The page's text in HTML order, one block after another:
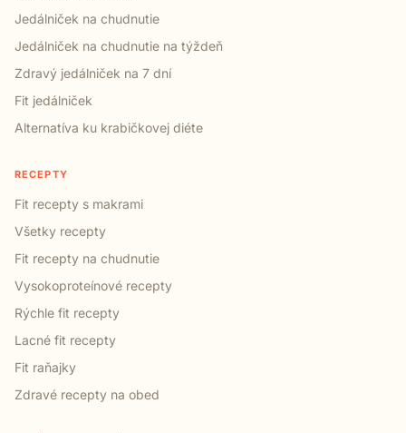
Jedálniček na chudnutie
Jedálniček na chudnutie na týždeň
Zdravý jedálniček na 7 dní
Fit jedálniček
Alternatíva ku krabičkovej diéte
RECEPTY
Fit recepty s makrami
Všetky recepty
Fit recepty na chudnutie
Vysokoproteínové recepty
Rýchle fit recepty
Lacné fit recepty
Fit raňajky
Zdravé recepty na obed